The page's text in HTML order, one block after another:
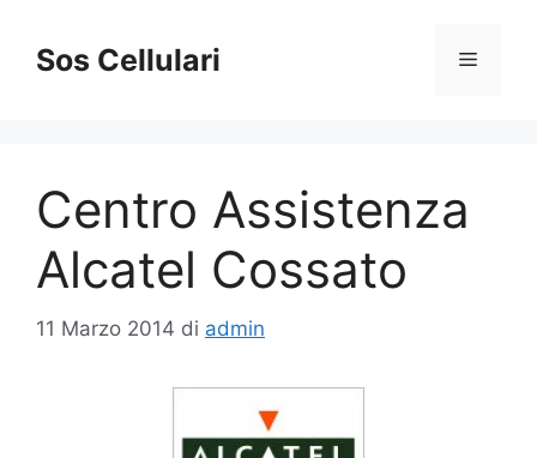
contenuto
Sos Cellulari Menu
Centro Assistenza
Alcatel Cossato
11 Marzo 2014 di admin